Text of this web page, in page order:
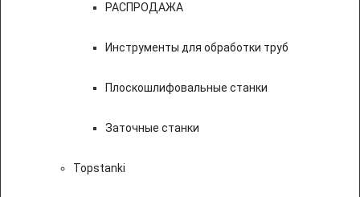
РАСПРОДАЖА
Инструменты для обработки труб
Плоскошлифовальные станки
Заточные станки
Topstanki